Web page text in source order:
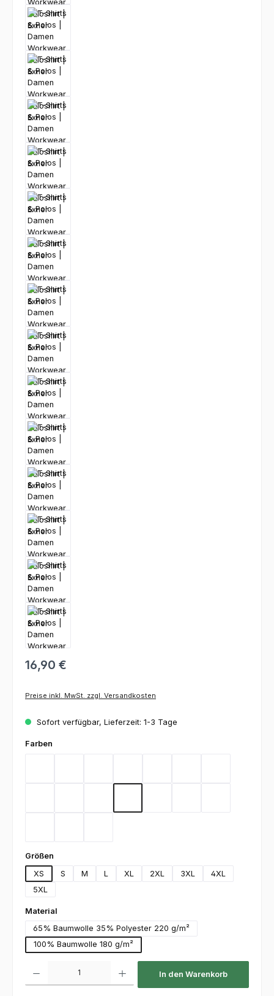
16,90 €
Preise inkl. MwSt. zzgl. Versandkosten
Sofort verfügbar, Lieferzeit: 1-3 Tage
Farben
Größen
XS
S M L XL 2XL 3XL
4XL
5XL
Material
65% Baumwolle 35% Polyester 220 g/m²
100% Baumwolle 180 g/m²
In den Warenkorb